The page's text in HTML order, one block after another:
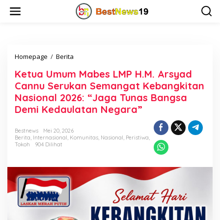
Homepage / Berita
t
u
a
U
m
M
M
.
Ketua Umum Mabes LMP H.M. Arsyad
Cannu Serukan Semangat Kebangkitan
Nasional 2026: “Jaga Tunas Bangsa
Demi Kedaulatan Negara”
Bestnews
Mei 20, 2026
Berita, Internasional, Komunitas, Nasional, Peristiwa,
Tokoh
904 Dilihat